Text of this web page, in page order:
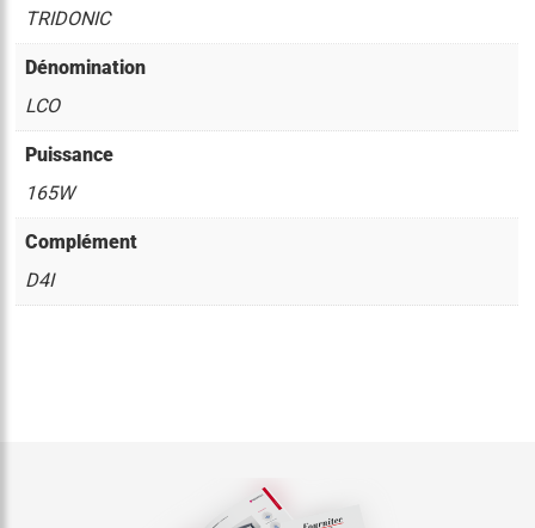
TRIDONIC
Dénomination
LCO
Puissance
165W
Complément
D4I